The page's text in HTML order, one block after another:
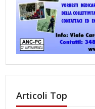
Articoli Top